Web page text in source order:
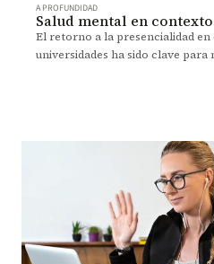
A PROFUNDIDAD
Salud mental en
El retorno a la presencialidad en
universidades ha sido clave para